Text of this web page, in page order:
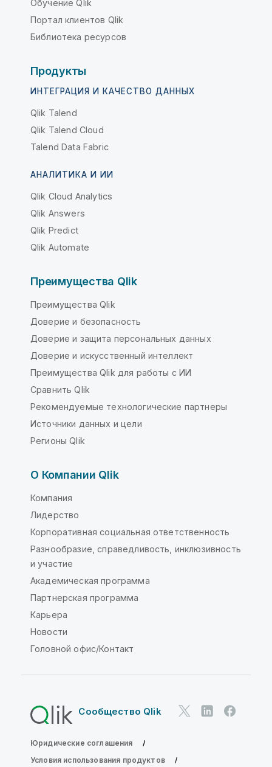
Обучение Qlik
Портал клиентов Qlik
Библиотека ресурсов
Продукты
ИНТЕГРАЦИЯ И КАЧЕСТВО ДАННЫХ
Qlik Talend
Qlik Talend Cloud
Talend Data Fabric
АНАЛИТИКА И ИИ
Qlik Cloud Analytics
Qlik Answers
Qlik Predict
Qlik Automate
Преимущества Qlik
Преимущества Qlik
Доверие и безопасность
Доверие и защита персональных данных
Доверие и искусственный интеллект
Преимущества Qlik для работы с ИИ
Сравнить Qlik
Рекомендуемые технологические партнеры
Источники данных и цели
Регионы Qlik
О Компании Qlik
Компания
Лидерство
Корпоративная социальная ответственность
Разнообразие, справедливость, инклюзивность
и участие
Академическая программа
Партнерская программа
Карьера
Новости
Головной офис/Контакт
Сообщество Qlik
Юридические соглашения
Условия использования продуктов